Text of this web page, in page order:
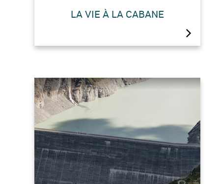
LA VIE À LA CABANE